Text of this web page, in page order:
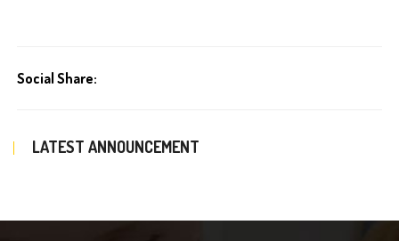
Social Share:
LATEST ANNOUNCEMENT